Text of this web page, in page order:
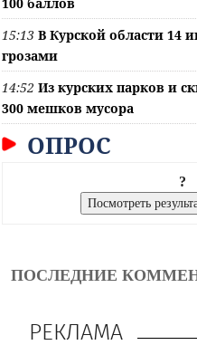
15:13 В Курской области 14
грозами
14:52 Из курских парков и
300 мешков мусора
ОПРОС
?
ПОСЛЕДНИЕ
РЕКЛАМА